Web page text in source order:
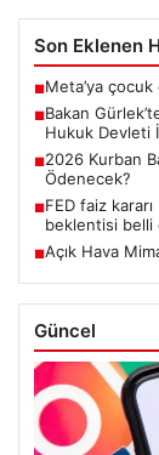
Son Eklenen
■Meta’ya
■Bakan
Hukuk Devleti
■2026 Kurban
Ödenecek?
■FED faiz
beklentisi belli
■Açık Hava
Güncel